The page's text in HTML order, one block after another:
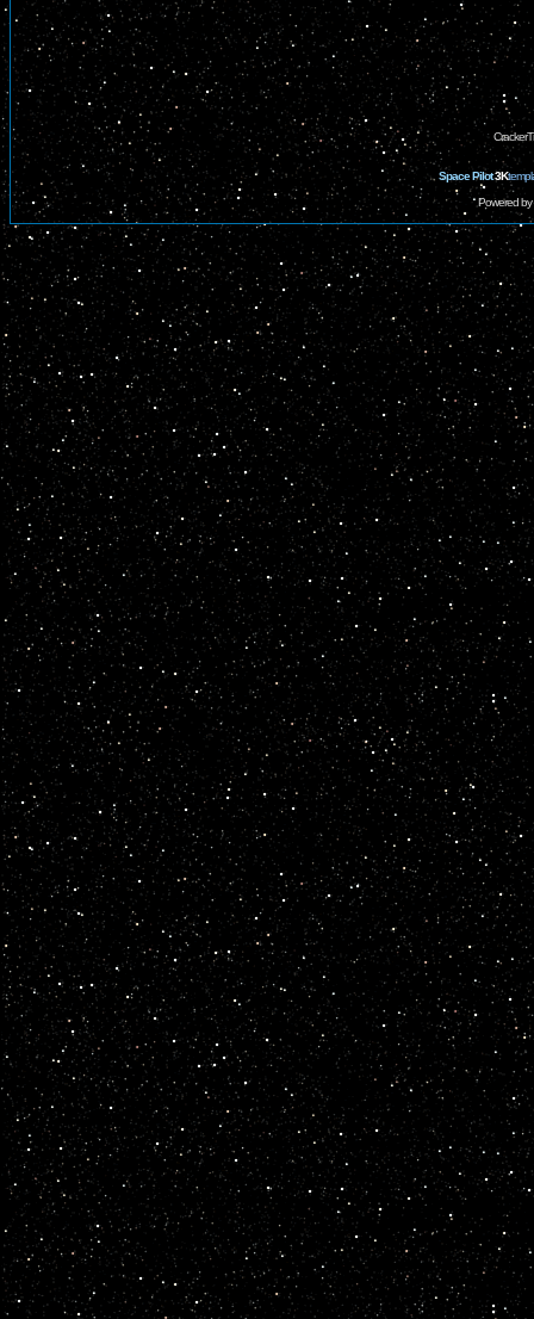
Space Pilot3K
Powered by